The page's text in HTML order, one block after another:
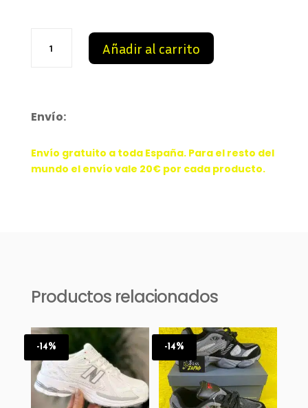
Balance
Añadir al carrito
Envío:
Envío gratuito a toda España. Para el resto del
mundo el envío vale 20€ por cada producto.
Productos relacionados
-14% -14%